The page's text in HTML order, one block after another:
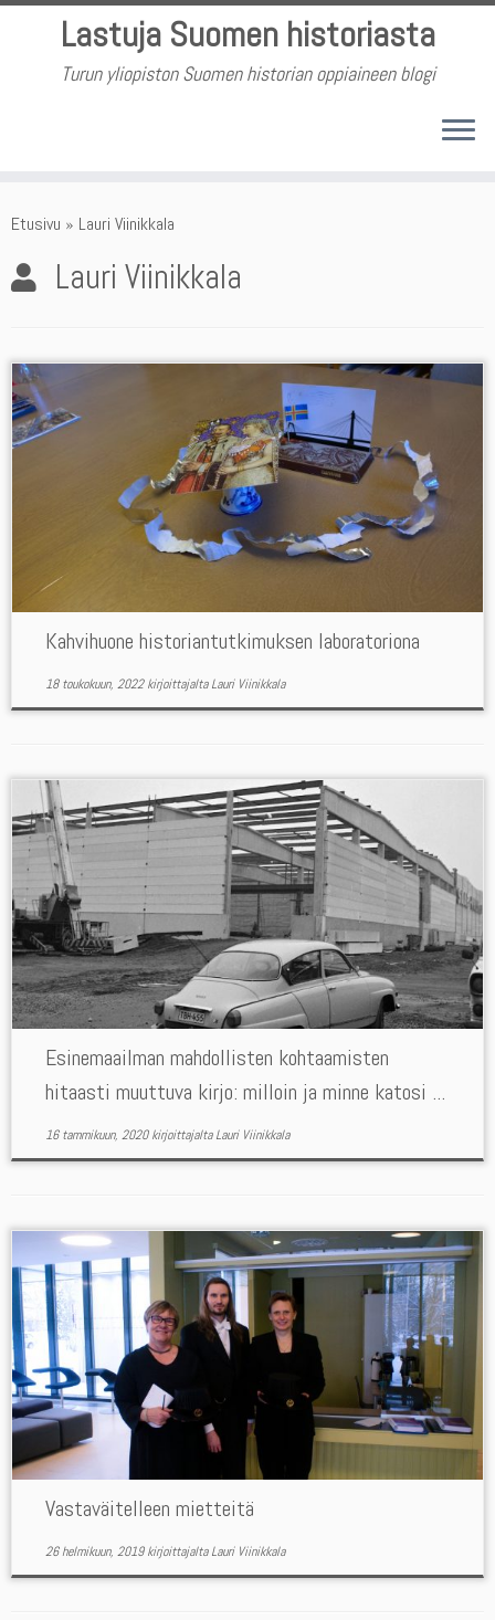
Skip
Lastuja Suomen historiasta
Turun yliopiston Suomen historian oppiaineen blogi
Etusivu » Lauri Viinikkala
Lauri Viinikkala
Kahvihuone historiantutkimuksen laboratoriona
18 toukokuun, 2022 kirjoittajaltaLauri Viinikkala
Esinemaailman mahdollisten kohtaamisten
hitaasti muuttuva kirjo: milloin ja minne katosi ...
16 tammikuun, 2020 kirjoittajaltaLauri Viinikkala
Vastaväitelleen mietteitä
26 helmikuun, 2019 kirjoittajaltaLauri Viinikkala